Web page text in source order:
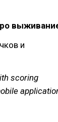
и
scoring